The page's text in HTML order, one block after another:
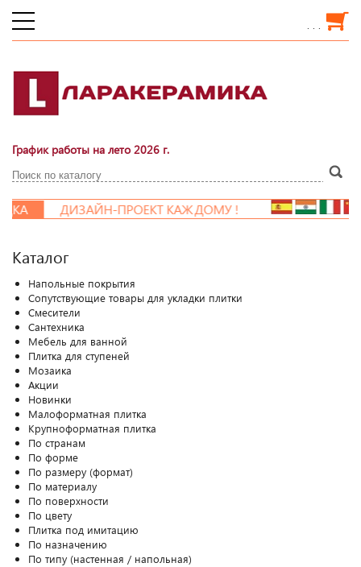
. . .
График работы на лето 2026 г.
ДИЗАЙН-ПРОЕКТ КАЖДОМУ !
Каталог
Напольные покрытия
Сопутствующие товары для укладки плитки
Смесители
Сантехника
Мебель для ванной
Плитка для ступеней
Мозаика
Акции
Новинки
Малоформатная плитка
Крупноформатная плитка
По странам
По форме
По размеру (формат)
По материалу
По поверхности
По цвету
Плитка под имитацию
По назначению
По типу (настенная / напольная)